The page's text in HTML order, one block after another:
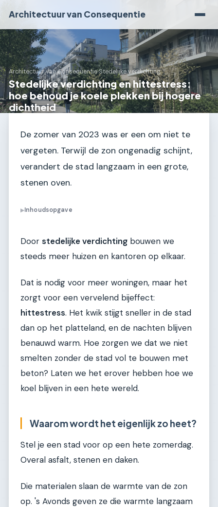
Architectuur van Consequentie
Architectuur van Consequentie›Stedelijke verdichting
Stedelijke verdichting en hittestress:
hoe behoud je koele plekken bij hogere
dichtheid
De zomer van 2023 was er een om niet te
vergeten. Terwijl de zon ongenadig schijnt,
verandert de stad langzaam in een grote,
stenen oven.
▶Inhoudsopgave
Door stedelijke verdichting bouwen we
steeds meer huizen en kantoren op elkaar.
Dat is nodig voor meer woningen, maar het
zorgt voor een vervelend bijeffect:
hittestress. Het kwik stijgt sneller in de stad
dan op het platteland, en de nachten blijven
benauwd warm. Hoe zorgen we dat we niet
smelten zonder de stad vol te bouwen met
beton? Laten we het erover hebben hoe we
koel blijven in een hete wereld.
Waarom wordt het eigenlijk zo heet?
Stel je een stad voor op een hete zomerdag.
Overal asfalt, stenen en daken.
Die materialen slaan de warmte van de zon
op. 's Avonds geven ze die warmte langzaam